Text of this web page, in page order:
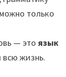
только
— это язык
всю жизнь.